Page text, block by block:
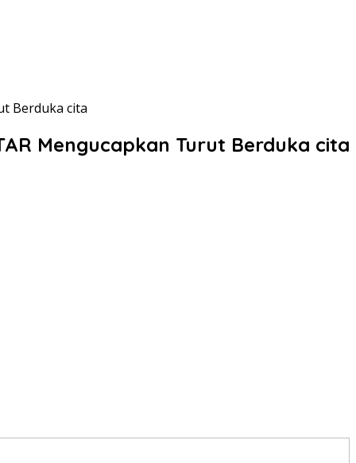
Berduka cita
Mengucapkan Turut Berduka cita